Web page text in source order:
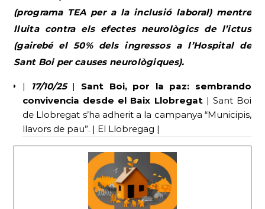
(programa TEA per a la inclusió laboral) mentre
lluita contra els efectes neurològics de l’ictus
(gairebé el 50% dels ingressos a l’Hospital de
Sant Boi per causes neurològiques).
| 17/10/25| Sant Boi, por la paz: sembrando
convivencia desde el Baix Llobregat| Sant Boi
de Llobregat s’ha adherit a la campanya “Municipis,
llavors de pau”. | El Llobregag |